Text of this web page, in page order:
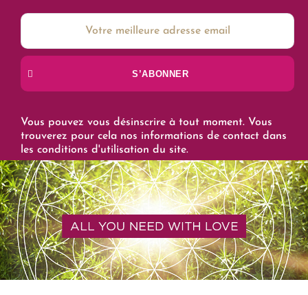
S’ABONNER
Vous pouvez vous désinscrire à tout moment. Vous
trouverez pour cela nos informations de contact dans
les conditions d'utilisation du site.